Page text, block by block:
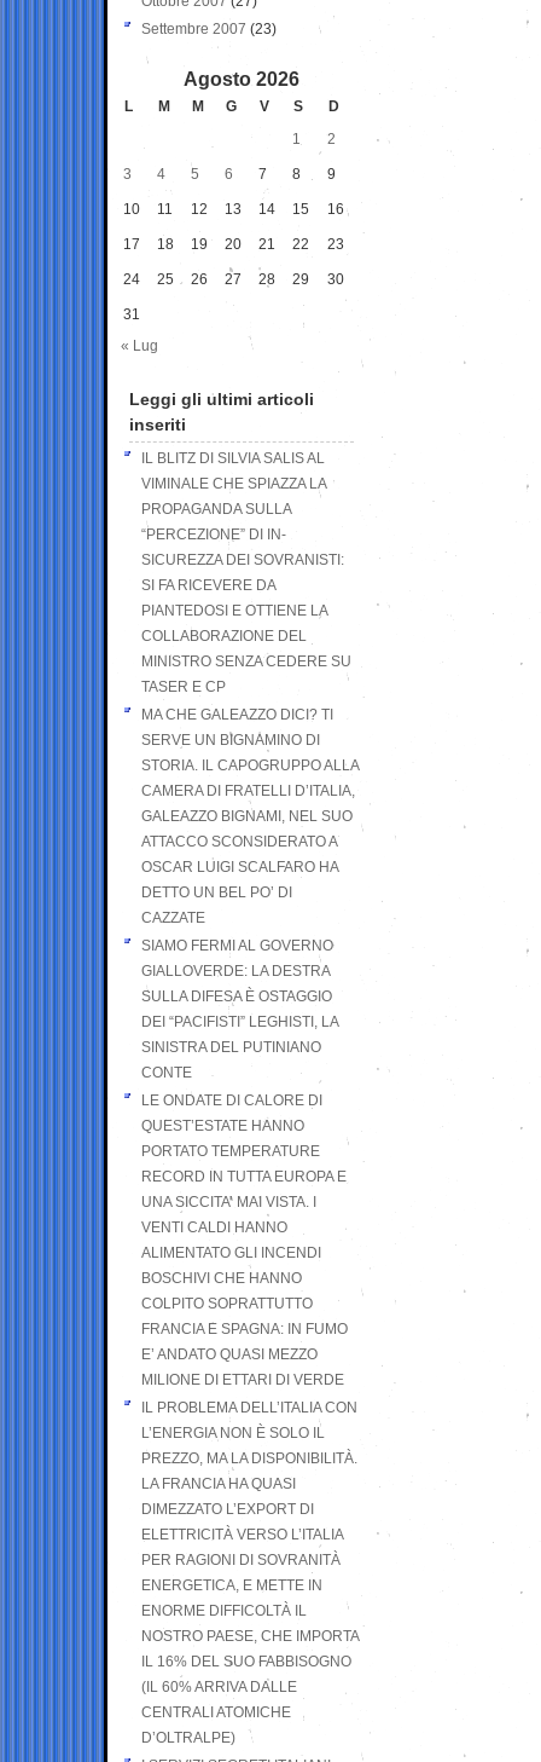
Settembre 2007 (23)
Agosto 2026
L M M G V S
D
1
2
3 4 5 6 7 8 9
10 11 12 13 14 15 16
17 18 19 20 21 22 23
24 25 26 27 28 29 30
31
« Lug
Leggi gli ultimi articoli
inseriti
IL BLITZ DI SILVIA SALIS AL
VIMINALE CHE SPIAZZA LA
PROPAGANDA SULLA
“PERCEZIONE” DI IN-
SICUREZZA DEI SOVRANISTI:
SI FA RICEVERE DA
PIANTEDOSI E OTTIENE LA
COLLABORAZIONE DEL
MINISTRO SENZA CEDERE SU
TASER E CP
MA CHE GALEAZZO DICI? TI
SERVE UN BIGNAMINO DI
STORIA. IL CAPOGRUPPO ALLA
CAMERA DI FRATELLI D’ITALIA,
GALEAZZO BIGNAMI, NEL SUO
ATTACCO SCONSIDERATO A
OSCAR LUIGI SCALFARO HA
DETTO UN BEL PO’ DI
CAZZATE
SIAMO FERMI AL GOVERNO
GIALLOVERDE: LA DESTRA
SULLA DIFESA È OSTAGGIO
DEI “PACIFISTI” LEGHISTI, LA
SINISTRA DEL PUTINIANO
CONTE
LE ONDATE DI CALORE DI
QUEST’ESTATE HANNO
PORTATO TEMPERATURE
RECORD IN TUTTA EUROPA E
UNA SICCITA’ MAI VISTA. I
VENTI CALDI HANNO
ALIMENTATO GLI INCENDI
BOSCHIVI CHE HANNO
COLPITO SOPRATTUTTO
FRANCIA E SPAGNA: IN FUMO
E’ ANDATO QUASI MEZZO
MILIONE DI ETTARI DI VERDE
IL PROBLEMA DELL’ITALIA CON
L’ENERGIA NON È SOLO IL
PREZZO, MA LA DISPONIBILITÀ.
LA FRANCIA HA QUASI
DIMEZZATO L’EXPORT DI
ELETTRICITÀ VERSO L’ITALIA
PER RAGIONI DI SOVRANITÀ
ENERGETICA, E METTE IN
ENORME DIFFICOLTÀ IL
NOSTRO PAESE, CHE IMPORTA
IL 16% DEL SUO FABBISOGNO
(IL 60% ARRIVA DALLE
CENTRALI ATOMICHE
D’OLTRALPE)